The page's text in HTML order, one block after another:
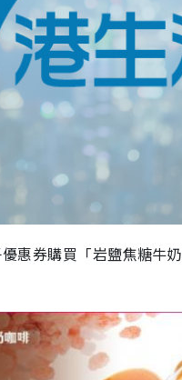
惠券購買「岩鹽焦糖牛